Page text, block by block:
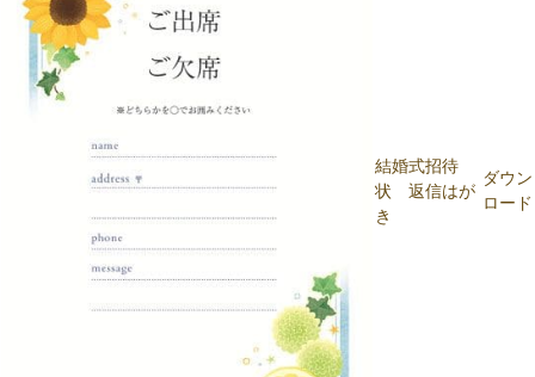
結婚式招待
状 返信はが
き
ダウン
ロード